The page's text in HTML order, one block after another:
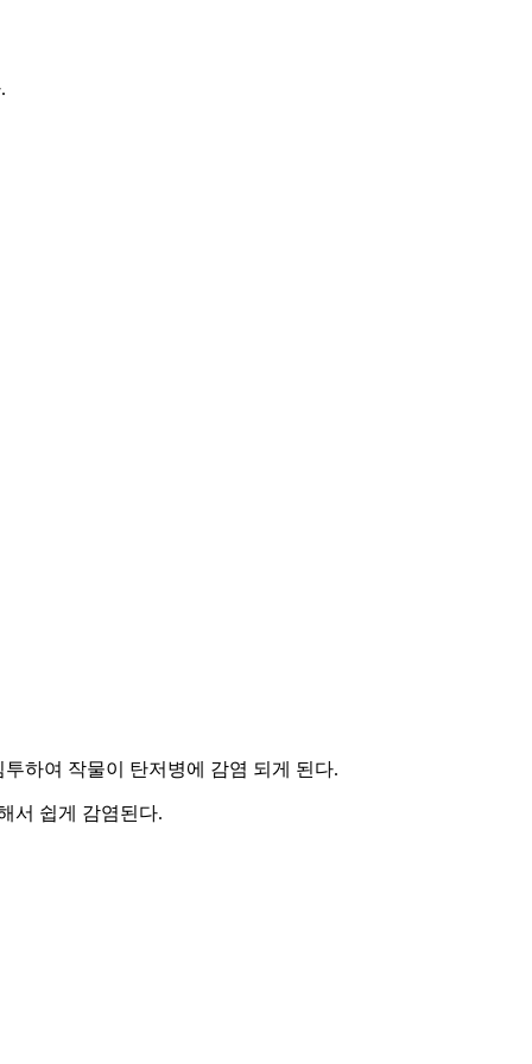
하여 작물이 탄저병에 감염 되게 된다.
서 쉽게 감염된다.